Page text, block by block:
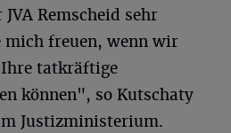
Remscheid sehr
freuen, wenn wir
tatkräftige
können", so Kutschaty
Justizministerium.